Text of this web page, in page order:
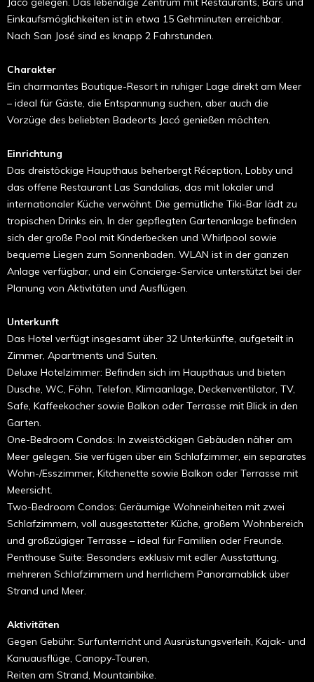
Einkaufsmöglichkeiten ist in etwa 15 Gehminuten erreichbar.
Nach San José sind es knapp 2 Fahrstunden.
Charakter
Ein charmantes Boutique-Resort in ruhiger Lage direkt am Meer
– ideal für Gäste, die Entspannung suchen, aber auch die
Vorzüge des beliebten Badeorts Jacó genießen möchten.
Einrichtung
Das dreistöckige Haupthaus beherbergt Réception, Lobby und
das offene Restaurant Las Sandalias, das mit lokaler und
internationaler Küche verwöhnt. Die gemütliche Tiki-Bar lädt zu
tropischen Drinks ein. In der gepflegten Gartenanlage befinden
sich der große Pool mit Kinderbecken und Whirlpool sowie
bequeme Liegen zum Sonnenbaden. WLAN ist in der ganzen
Anlage verfügbar, und ein Concierge-Service unterstützt bei der
Planung von Aktivitäten und Ausflügen.
Unterkunft
Das Hotel verfügt insgesamt über 32 Unterkünfte, aufgeteilt in
Zimmer, Apartments und Suiten.
Deluxe Hotelzimmer: Befinden sich im Haupthaus und bieten
Dusche, WC, Föhn, Telefon, Klimaanlage, Deckenventilator, TV,
Safe, Kaffeekocher sowie Balkon oder Terrasse mit Blick in den
Garten.
One-Bedroom Condos: In zweistöckigen Gebäuden näher am
Meer gelegen. Sie verfügen über ein Schlafzimmer, ein separates
Wohn-/Esszimmer, Kitchenette sowie Balkon oder Terrasse mit
Meersicht.
Two-Bedroom Condos: Geräumige Wohneinheiten mit zwei
Schlafzimmern, voll ausgestatteter Küche, großem Wohnbereich
und großzügiger Terrasse – ideal für Familien oder Freunde.
Penthouse Suite: Besonders exklusiv mit edler Ausstattung,
mehreren Schlafzimmern und herrlichem Panoramablick über
Strand und Meer.
Aktivitäten
Gegen Gebühr: Surfunterricht und Ausrüstungsverleih, Kajak- und
Kanuausflüge, Canopy-Touren,
Reiten am Strand, Mountainbike.